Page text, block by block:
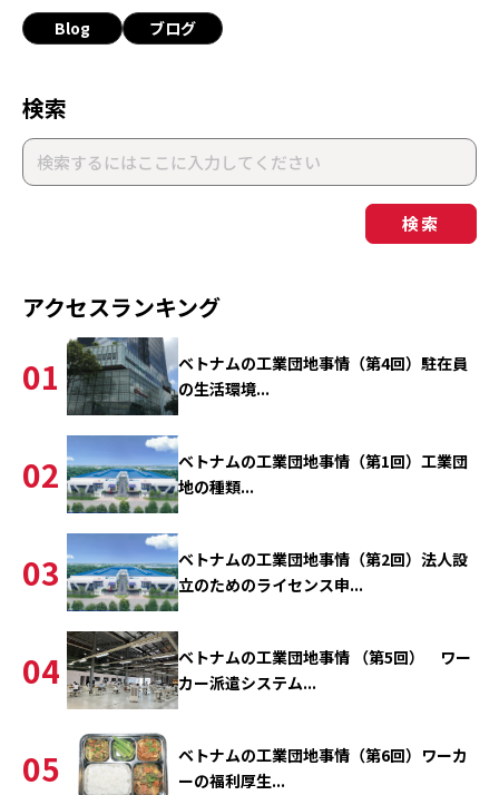
Blog ブログ
検索
検索
アクセスランキング
01
ベトナムの工業団地事情（第4回）駐在員
の生活環境...
02
ベトナムの工業団地事情（第1回）工業団
地の種類...
03
ベトナムの工業団地事情（第2回）法人設
立のためのライセンス申...
04
ベトナムの工業団地事情 （第5回） ワー
カー派遣システム...
05
ベトナムの工業団地事情（第6回）ワーカ
ーの福利厚生...